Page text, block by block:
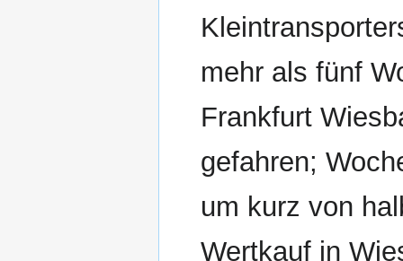
mehr als fünf
Frankfurt
gefahren;
um kurz von
Wertkauf in